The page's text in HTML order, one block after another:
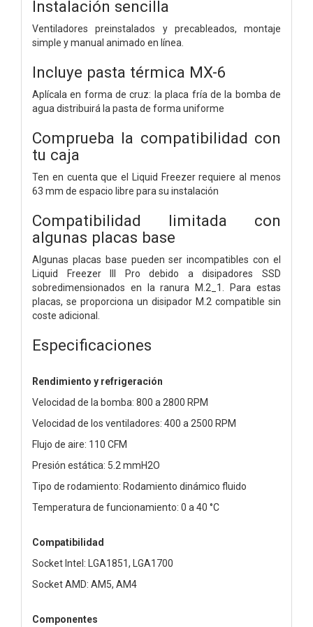
Instalación sencilla
Ventiladores preinstalados y precableados, montaje
simple y manual animado en línea.
Incluye pasta térmica MX-6
Aplícala en forma de cruz: la placa fría de la bomba de
agua distribuirá la pasta de forma uniforme
Comprueba la compatibilidad con
tu caja
Ten en cuenta que el Liquid Freezer requiere al menos
63 mm de espacio libre para su instalación
Compatibilidad limitada con
algunas placas base
Algunas placas base pueden ser incompatibles con el
Liquid Freezer III Pro debido a disipadores SSD
sobredimensionados en la ranura M.2_1. Para estas
placas, se proporciona un disipador M.2 compatible sin
coste adicional.
Especificaciones
Rendimiento y refrigeración
Velocidad de la bomba: 800 a 2800 RPM
Velocidad de los ventiladores: 400 a 2500 RPM
Flujo de aire: 110 CFM
Presión estática: 5.2 mmH2O
Tipo de rodamiento: Rodamiento dinámico fluido
Temperatura de funcionamiento: 0 a 40 °C
Compatibilidad
Socket Intel: LGA1851, LGA1700
Socket AMD: AM5, AM4
Componentes